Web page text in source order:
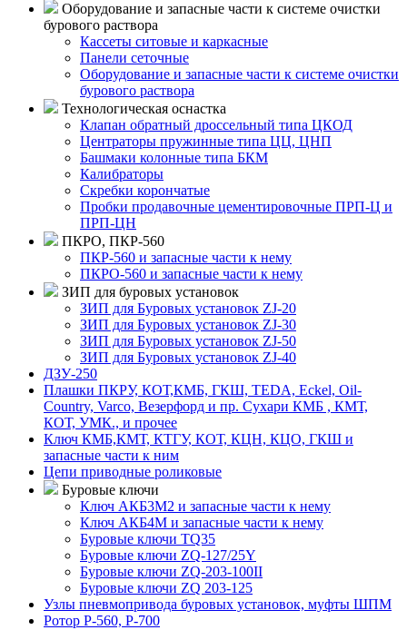
Оборудование и запасные части к системе очистки
бурового раствора
Кассеты ситовые и каркасные
Панели сеточные
Оборудование и запасные части к системе очистки
бурового раствора
Технологическая оснастка
Клапан обратный дроссельный типа ЦКОД
Центраторы пружинные типа ЦЦ, ЦНП
Башмаки колонные типа БКМ
Калибраторы
Скребки корончатые
Пробки продавочные цементировочные ПРП-Ц и
ПРП-ЦН
ПКРО, ПКР-560
ПКР-560 и запасные части к нему
ПКРО-560 и запасные части к нему
ЗИП для буровых установок
ЗИП для Буровых установок ZJ-20
ЗИП для Буровых установок ZJ-30
ЗИП для Буровых установок ZJ-50
ЗИП для Буровых установок ZJ-40
ДЗУ-250
Плашки ПКРУ, КОТ,КМБ, ГКШ, TEDA, Eckel, Oil-
Country, Varco, Везерфорд и пр. Сухари КМБ , КМТ,
КОТ, УМК., и прочее
Ключ КМБ,КМТ, КТГУ, КОТ, КЦН, КЦО, ГКШ и
запасные части к ним
Цепи приводные роликовые
Буровые ключи
Ключ АКБ3М2 и запасные части к нему
Ключ АКБ4М и запасные части к нему
Буровые ключи TQ35
Буровые ключи ZQ-127/25Y
Буровые ключи ZQ-203-100II
Буровые ключи ZQ 203-125
Узлы пневмопривода буровых установок, муфты ШПМ
Ротор Р-560, Р-700